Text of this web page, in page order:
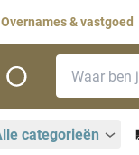
Overnames & vastgoed
categorieën